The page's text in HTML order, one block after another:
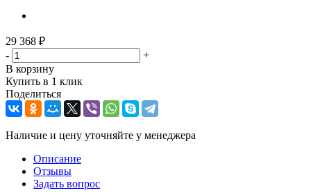
29 368 ₽
-
+
В корзину
Купить в 1 клик
Поделиться
Наличие и цену уточняйте у менеджера
Описание
Отзывы
Задать вопрос